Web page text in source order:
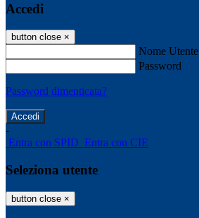
Accedi
button close ×
Nome Utente
Password
Password dimenticata?
-
Entra con SPID Entra con CIE
Seleziona utente
button close ×